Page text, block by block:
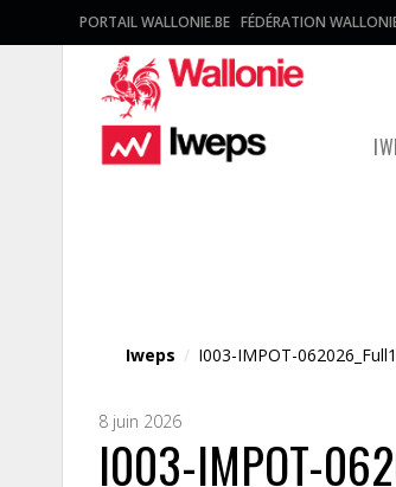
PORTAIL WALLONIE.BE FÉDÉRATION
Iweps / I003-IMPOT-062026_Full1
8 juin 2026
I003-IMPOT-